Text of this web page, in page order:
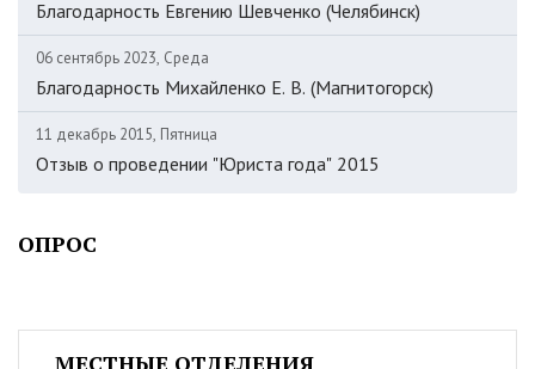
Благодарность Евгению Шевченко (Челябинск)
06 сентябрь 2023, Среда
Благодарность Михайленко Е. В. (Магнитогорск)
11 декабрь 2015, Пятница
Отзыв о проведении "Юриста года" 2015
ОПРОС
МЕСТНЫЕ ОТДЕЛЕНИЯ